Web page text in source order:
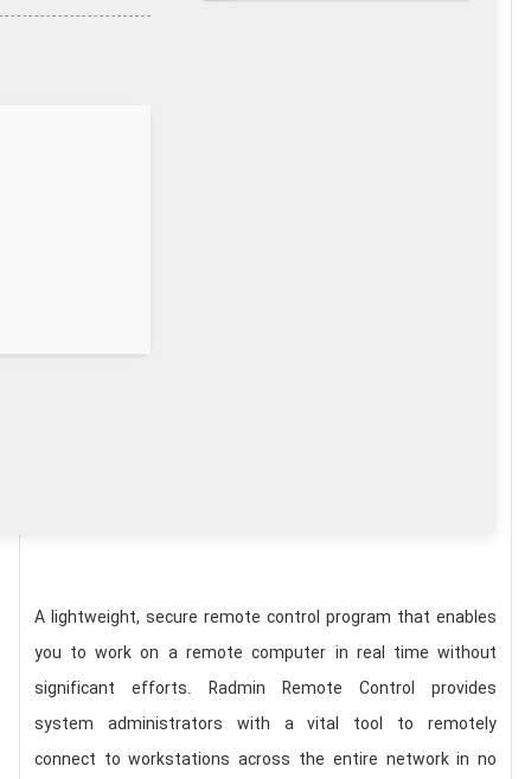
A lightweight, secure remote control program that enables
you to work on a remote computer in real time without
significant efforts. Radmin Remote Control provides
system administrators with a vital tool to remotely
connect to workstations across the entire network in no